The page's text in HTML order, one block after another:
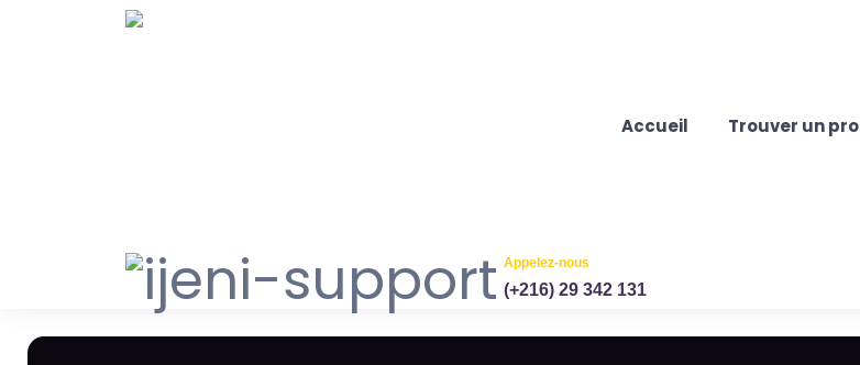
Accueil Trouver un pro
Appelez-nous
(+216) 29 342 131